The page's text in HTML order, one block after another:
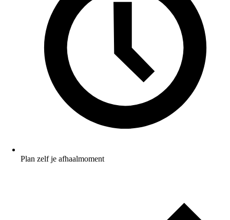
Plan zelf je afhaalmoment